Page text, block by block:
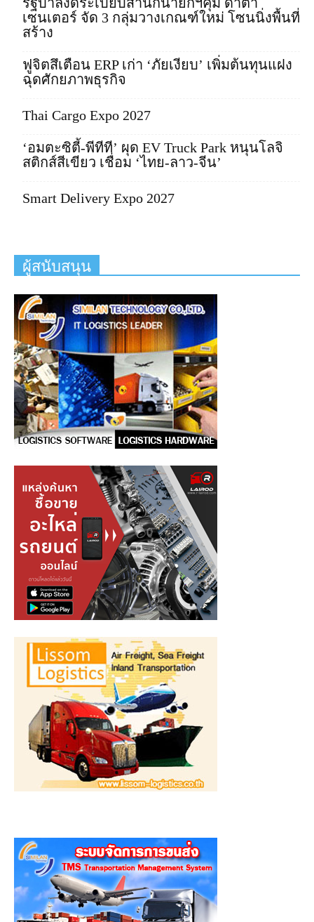
เซนเตอร์ จัด 3 กลุ่มวางเกณฑ์ใหม่ โซนนิ่งพื้นที่
สร้าง
ฟูจิตสึเตือน ERP เก่า ‘ภัยเงียบ’ เพิ่มต้นทุนแฝง
ฉุดศักยภาพธุรกิจ
Thai Cargo Expo 2027
‘อมตะซิตี้-พีทีที’ ผุด EV Truck Park หนุนโลจิ
สติกส์สีเขียว เชื่อม ‘ไทย-ลาว-จีน’
Smart Delivery Expo 2027
ผู้สนับสนุน